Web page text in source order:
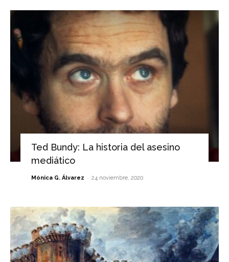
Ted Bundy: La historia del asesino
mediático
Mónica G. Álvarez - 24 noviembre, 2020